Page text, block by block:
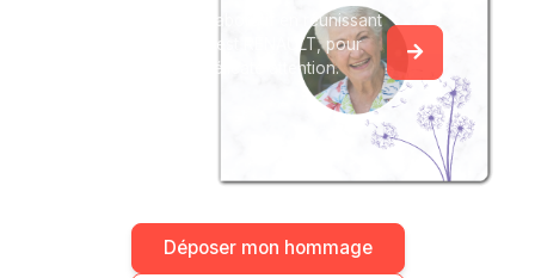
Créez un album collaboratif en réunissant
les hommages à Ernest RENAULT, pour
vous ou pour une délicate attention.
Déposer mon hommage